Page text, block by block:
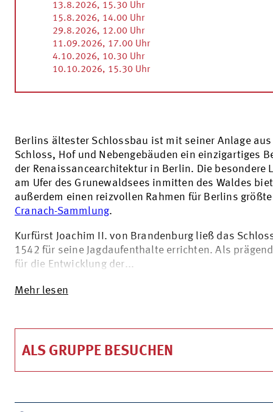
13.8.2026, 15.30 Uhr
15.8.2026, 14.00 Uhr
29.8.2026, 12.00 Uhr
11.09.2026, 17.00 Uhr
4.10.2026, 10.30 Uhr
10.10.2026, 15.30 Uhr
Berlins ältester Schlossbau ist mit seiner Anlage aus
Schloss, Hof und Nebengebäuden ein einzigartiges
der Renaissancearchitektur in Berlin. Die besondere
am Ufer des Grunewaldsees inmitten des Waldes
außerdem einen reizvollen Rahmen für Berlins größte
Cranach-Sammlung.
Kurfürst Joachim II. von Brandenburg ließ das
1542 für seine Jagdaufenthalte errichten. Als
für die Entwicklung der...
Mehr lesen
ALS GRUPPE BESUCHEN